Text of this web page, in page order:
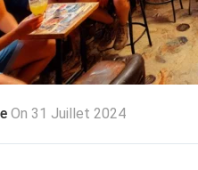
On 31 Juillet 2024